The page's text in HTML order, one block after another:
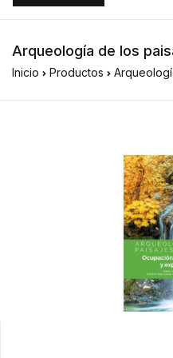
Arqueología de los
Inicio Productos